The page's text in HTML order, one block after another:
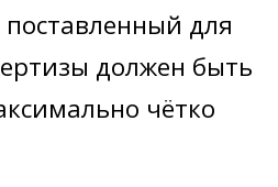
для
должен быть
чётко